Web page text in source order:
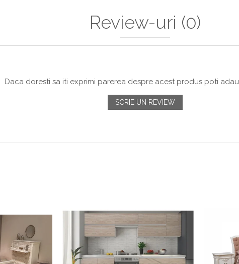
Review-uri (0)
Daca doresti sa iti exprimi parerea despre acest produs poti
SCRIE UN REVIEW